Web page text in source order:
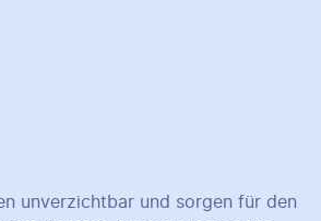
unverzichtbar und sorgen für den